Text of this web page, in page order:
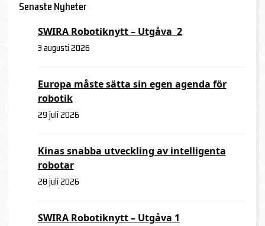
Senaste Nyheter
SWIRA Robotiknytt – Utgåva 2
3 augusti 2026
Europa måste sätta sin egen agenda för
robotik
29 juli 2026
Kinas snabba utveckling av intelligenta
robotar
28 juli 2026
SWIRA Robotiknytt – Utgåva 1